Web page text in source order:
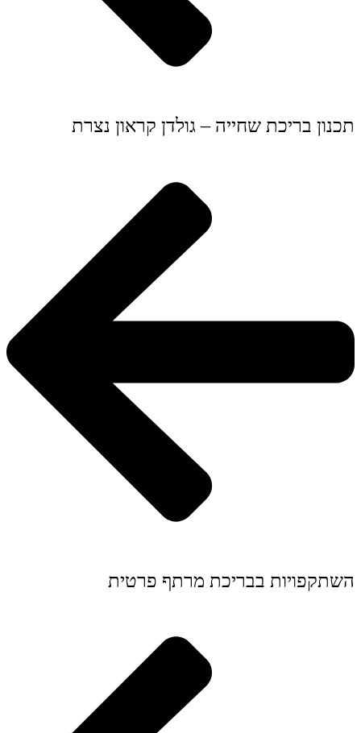
תכנון בריכת שחייה – גולדן קראון נצרת
השתקפויות בבריכת מרתף פרטית